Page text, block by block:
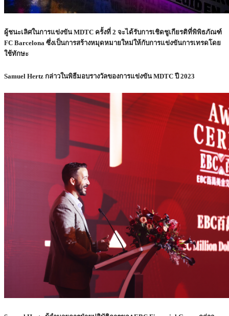
ผู้ชนะเลิศในการแข่งขัน MDTC ครั้งที่ 2 จะได้รับการเชิดชูเกียรติที่พิพิธภัณฑ์
FC Barcelona ซึ่งเป็นการสร้างหมุดหมายใหม่ให้กับการแข่งขันการเทรดโดย
ใช้ทักษะ
Samuel Hertz กล่าวในพิธีมอบรางวัลของการแข่งขัน MDTC ปี 2023